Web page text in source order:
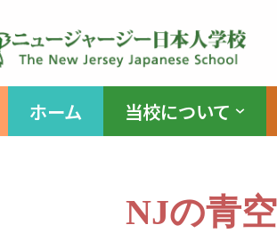
ホーム 当校について
NJの青